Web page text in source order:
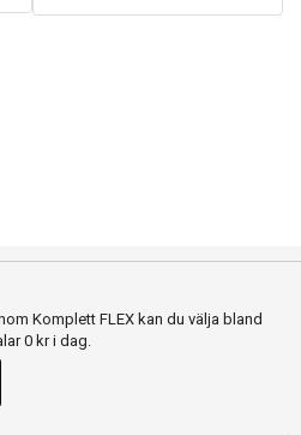
Komplett FLEX kan du välja bland
0 kr i dag.